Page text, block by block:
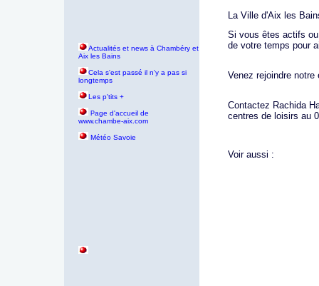
Actualités et news à Chambéry et
Aix les Bains
Cela s'est passé il n'y a pas si
longtemps
Les p'tits +
Page d'accueil de
www.chambe-aix.com
Météo Savoie
La Ville d'Aix les
Si vous êtes actifs
de votre temps pour
Venez rejoindre
Contactez Rachida
centres de loisirs au
Voir aussi :